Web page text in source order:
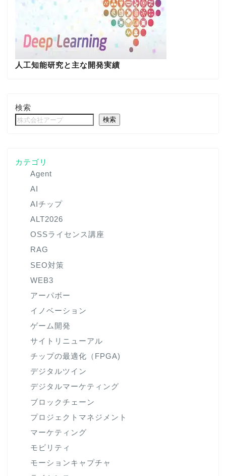
人工知能研究と主な開発実績
検索
検索
カテゴリ
Agent
AI
AIチップ
ALT2026
OSSライセンス講座
RAG
SEO対策
WEB3
アーパボー
イノベーション
ゲーム開発
サイトリニューアル
チップの最適化（FPGA)
デジタルツイン
デジタルマーケティング
ブロックチェーン
プロジェクトマネジメント
マーケティング
モビリティ
モーションキャプチャ